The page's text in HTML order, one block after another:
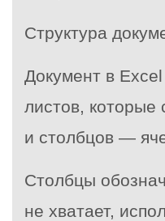
Структура
Документ в Excel
листов, которые
и столбцов —
Столбцы
не хватает,